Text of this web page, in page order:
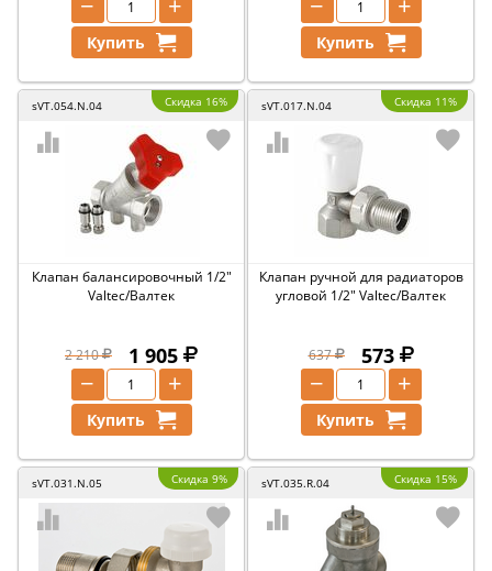
Купить Купить
sVT.054.N.04 Скидка 16%
Клапан балансировочный 1/2"
Valtec/Валтек
2 210 1 905
+
−
Купить
sVT.017.N.04 Скидка 11%
Клапан ручной для радиаторов
угловой 1/2" Valtec/Валтек
637 573
+
−
Купить
sVT.031.N.05 Скидка 9% sVT.035.R.04 Скидка 15%